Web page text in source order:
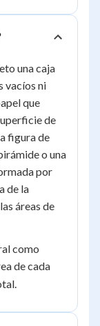
una caja
vacíos ni
que
de
figura de
o una
por
de la
áreas de
como
\sum
de cada